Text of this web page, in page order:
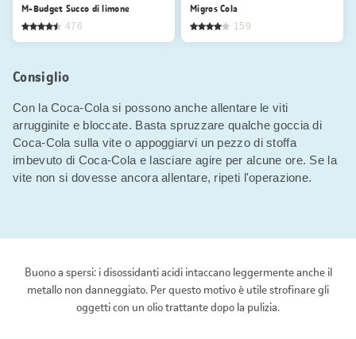
M-Budget Succo di limone
476
Migros Cola
159
Consiglio
Con la Coca-Cola si possono anche allentare le viti
arrugginite e bloccate. Basta spruzzare qualche goccia di
Coca-Cola sulla vite o appoggiarvi un pezzo di stoffa
imbevuto di Coca-Cola e lasciare agire per alcune ore. Se la
vite non si dovesse ancora allentare, ripeti l'operazione.
Buono a spersi: i disossidanti acidi intaccano leggermente anche il
metallo non danneggiato. Per questo motivo è utile strofinare gli
oggetti con un olio trattante dopo la pulizia.